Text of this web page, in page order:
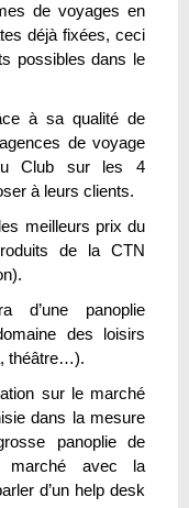
de voyages en
déjà fixées, ceci
possibles dans le
à sa qualité de
de voyage
Club sur les 4
à leurs clients.
meilleurs prix du
de la CTN
d’une panoplie
des loisirs
théâtre…).
sur le marché
dans la mesure
panoplie de
marché avec la
d’un help desk